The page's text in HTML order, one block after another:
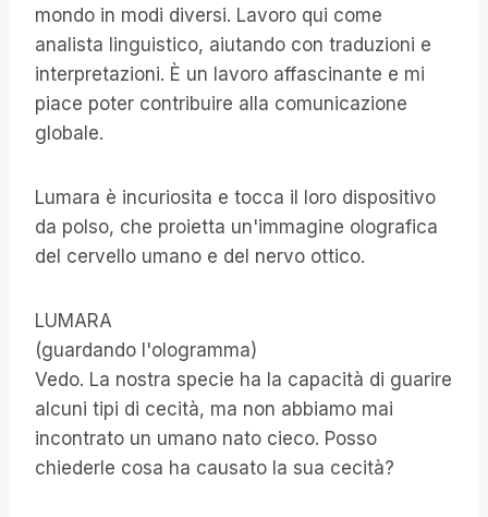
mondo in modi diversi. Lavoro qui come
analista linguistico, aiutando con traduzioni e
interpretazioni. È un lavoro affascinante e mi
piace poter contribuire alla comunicazione
globale.
Lumara è incuriosita e tocca il loro dispositivo
da polso, che proietta un'immagine olografica
del cervello umano e del nervo ottico.
LUMARA
(guardando l'ologramma)
Vedo. La nostra specie ha la capacità di guarire
alcuni tipi di cecità, ma non abbiamo mai
incontrato un umano nato cieco. Posso
chiederle cosa ha causato la sua cecità?